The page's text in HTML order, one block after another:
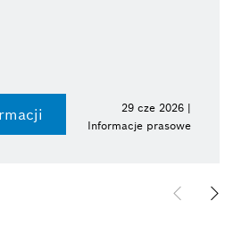
29 cze 2026 |
Informacje prasowe